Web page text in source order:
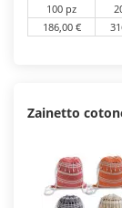
100 pz
186,00 €
Zainetto